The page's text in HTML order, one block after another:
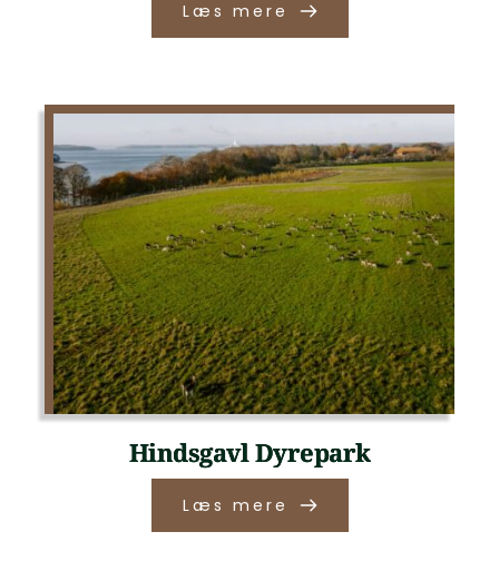
Læs mere
Hindsgavl Dyrepark
Læs mere